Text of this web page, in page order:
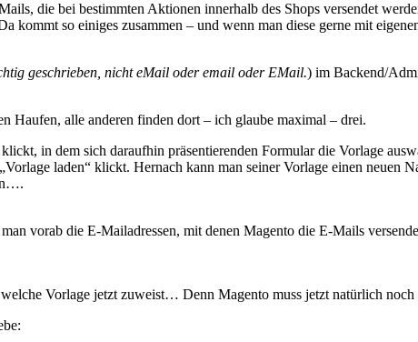
die bei bestimmten Aktionen innerhalb des Shops versendet
kommt so einiges zusammen – und wenn man diese gerne mit
geschrieben, nicht eMail oder email oder EMail.) im Backend/
Haufen, alle anderen finden dort – ich glaube maximal – drei.
klickt, in dem sich daraufhin präsentierenden Formular die Vorlage
laden“ klickt. Hernach kann man seiner Vorlage einen neuen
vorab die E-Mailadressen, mit denen Magento die E-Mails
Vorlage jetzt zuweist… Denn Magento muss jetzt natürlich